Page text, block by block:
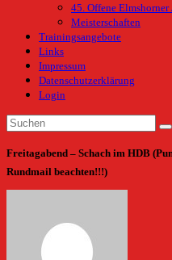
45. Offene
Meisterschaften
Trainingsangebote
Links
Impressum
Datenschutzerklärung
Login
Freitagabend – Schach im HDB
Rundmail beachten!!!)